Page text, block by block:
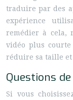
traduire par des
expérience
remédier à cela,
vidéo plus
réduire sa taille et
Questions
Si vous